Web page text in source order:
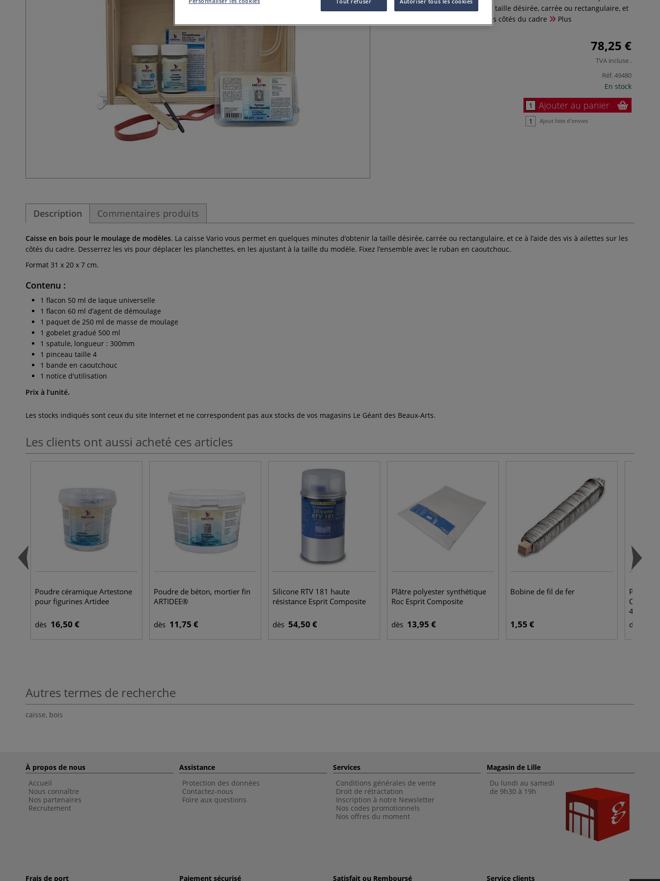
en quelques minutes d’obtenir la taille désirée, carrée ou rectangulaire, et
ce à l’aide des vis à ailettes sur les côtés du cadre
Plus
78,25 €
TVA incluse .
Réf.49480
En stock
Ajouter au panier
Ajout liste d'envies
Description Commentaires produits
Caisse en bois pour le moulage de modèles. La caisse Vario vous permet en quelques minutes d’obtenir la taille désirée, carrée ou rectangulaire, et ce à l’aide des vis à ailettes sur les
côtés du cadre. Desserrez les vis pour déplacer les planchettes, en les ajustant à la taille du modèle. Fixez l’ensemble avec le ruban en caoutchouc.
Format 31 x 20 x 7 cm.
Contenu :
1 flacon 50 ml de laque universelle
1 flacon 60 ml d’agent de démoulage
1 paquet de 250 ml de masse de moulage
1 gobelet gradué 500 ml
1 spatule, longueur : 300mm
1 pinceau taille 4
1 bande en caoutchouc
1 notice d'utilisation
Prix à l’unité.
Les stocks indiqués sont ceux du site Internet et ne correspondent pas aux stocks de vos magasins Le Géant des Beaux-Arts.
Les clients ont aussi acheté ces articles
Poudre céramique Artestone
pour figurines Artidee
dès 16,50 €
Poudre de béton, mortier fin
ARTIDEE®
dès 11,75 €
Silicone RTV 181 haute
résistance Esprit Composite
dès 54,50 €
Plâtre polyester synthétique
Roc Esprit Composite
dès 13,95 €
Bobine de fil de fer
1,55 €
498
dès
Autres termes de recherche
caisse, bois
À propos de nous
Accueil
Nous connaître
Nos partenaires
Recrutement
Assistance
Protection des données
Contactez-nous
Foire aux questions
Services
Conditions générales de vente
Droit de rétractation
Inscription à notre Newsletter
Nos codes promotionnels
Nos offres du moment
Magasin de Lille
Du lundi au samedi
de 9h30 à 19h
Frais de port Paiement sécurisé Satisfait ou Remboursé Service clients